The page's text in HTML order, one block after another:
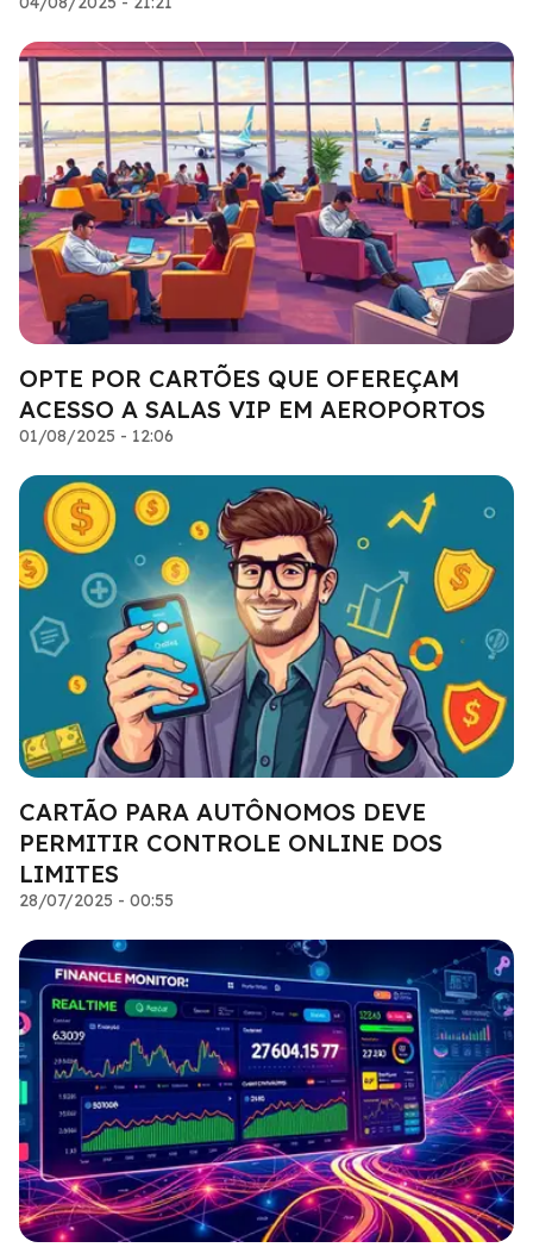
OPTE POR CARTÕES QUE OFEREÇAM
ACESSO A SALAS VIP EM AEROPORTOS
01/08/2025 - 12:06
CARTÃO PARA AUTÔNOMOS DEVE
PERMITIR CONTROLE ONLINE DOS
LIMITES
28/07/2025 - 00:55